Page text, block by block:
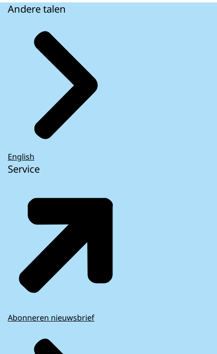
Andere talen
English
Service
Abonneren nieuwsbrief